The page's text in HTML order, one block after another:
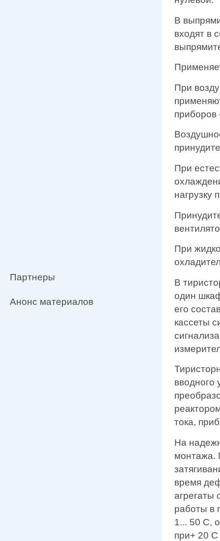
Партнеры
Анонс материалов
В
входят в
При
При
нагрузку
При
В
один
его
кассеты
вводного
тока,
На
монтажа.
время
агрегаты
работы в
1... 50 С,
при+ 20